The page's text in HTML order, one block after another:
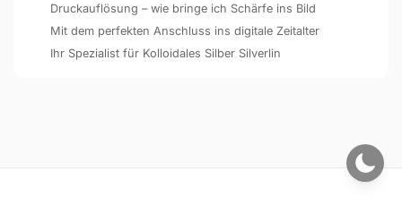
Druckauflösung – wie bringe ich Schärfe ins Bild
Mit dem perfekten Anschluss ins digitale Zeitalter
Ihr Spezialist für Kolloidales Silber Silverlin